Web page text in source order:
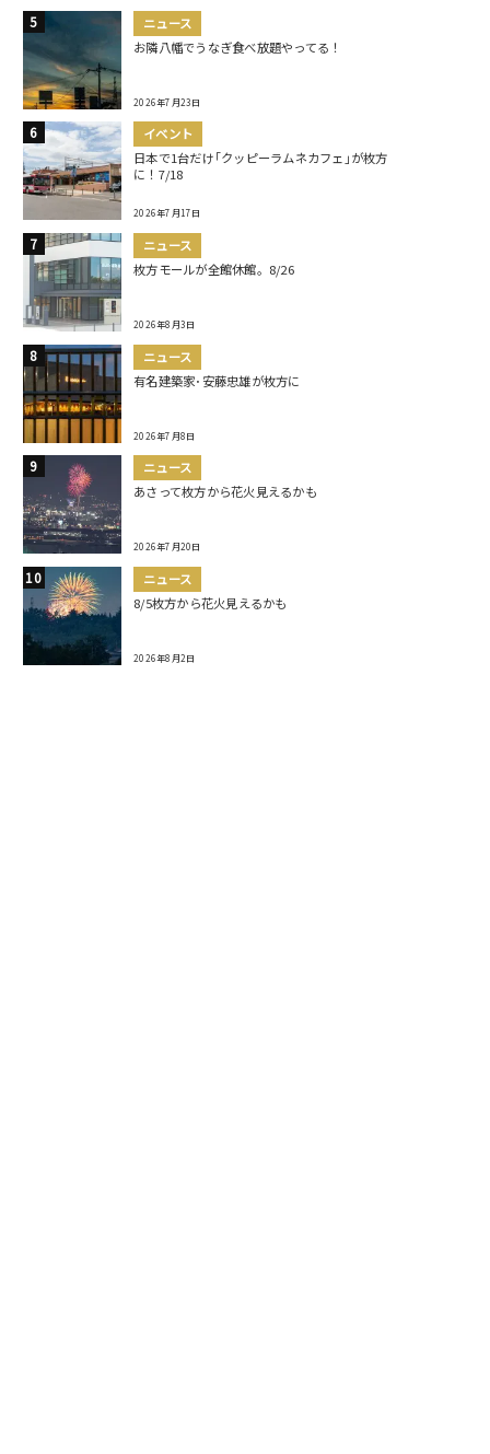
ニュース
お隣八幡でうなぎ食べ放題やってる！
2026年7月23日
イベント
日本で1台だけ｢クッピーラムネカフェ｣が枚方
に！7/18
2026年7月17日
ニュース
枚方モールが全館休館。8/26
2026年8月3日
ニュース
有名建築家･安藤忠雄が枚方に
2026年7月8日
ニュース
あさって枚方から花火見えるかも
2026年7月20日
ニュース
8/5枚方から花火見えるかも
2026年8月2日